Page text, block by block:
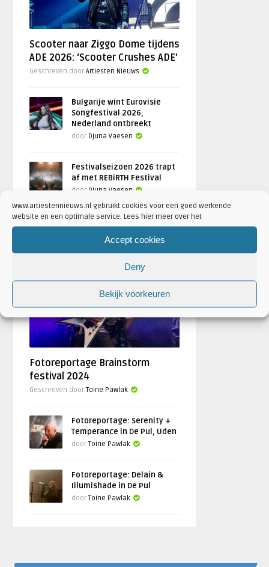
www.artiestennieuws.nl gebruikt cookies voor een goed werkende
website en een optimale service. Lees hier meer over het
Accept cookies
Deny
Bekijk voorkeuren
Scooter naar Ziggo Dome tijdens
ADE 2026: ‘Scooter Crushes ADE’
Geschreven doorArtiesten Nieuws
Bulgarije wint Eurovisie
Songfestival 2026,
Nederland ontbreekt
door Djuna Vaesen
Festivalseizoen 2026 trapt
af met REBiRTH Festival
door Djuna Vaesen
FEATURED
Fotoreportage Brainstorm
festival 2024
Geschreven doorToine Pawlak
Fotoreportage: Serenity +
Temperance in De Pul, Uden
doorToine Pawlak
Fotoreportage: Delain &
Illumishade in De Pul
doorToine Pawlak